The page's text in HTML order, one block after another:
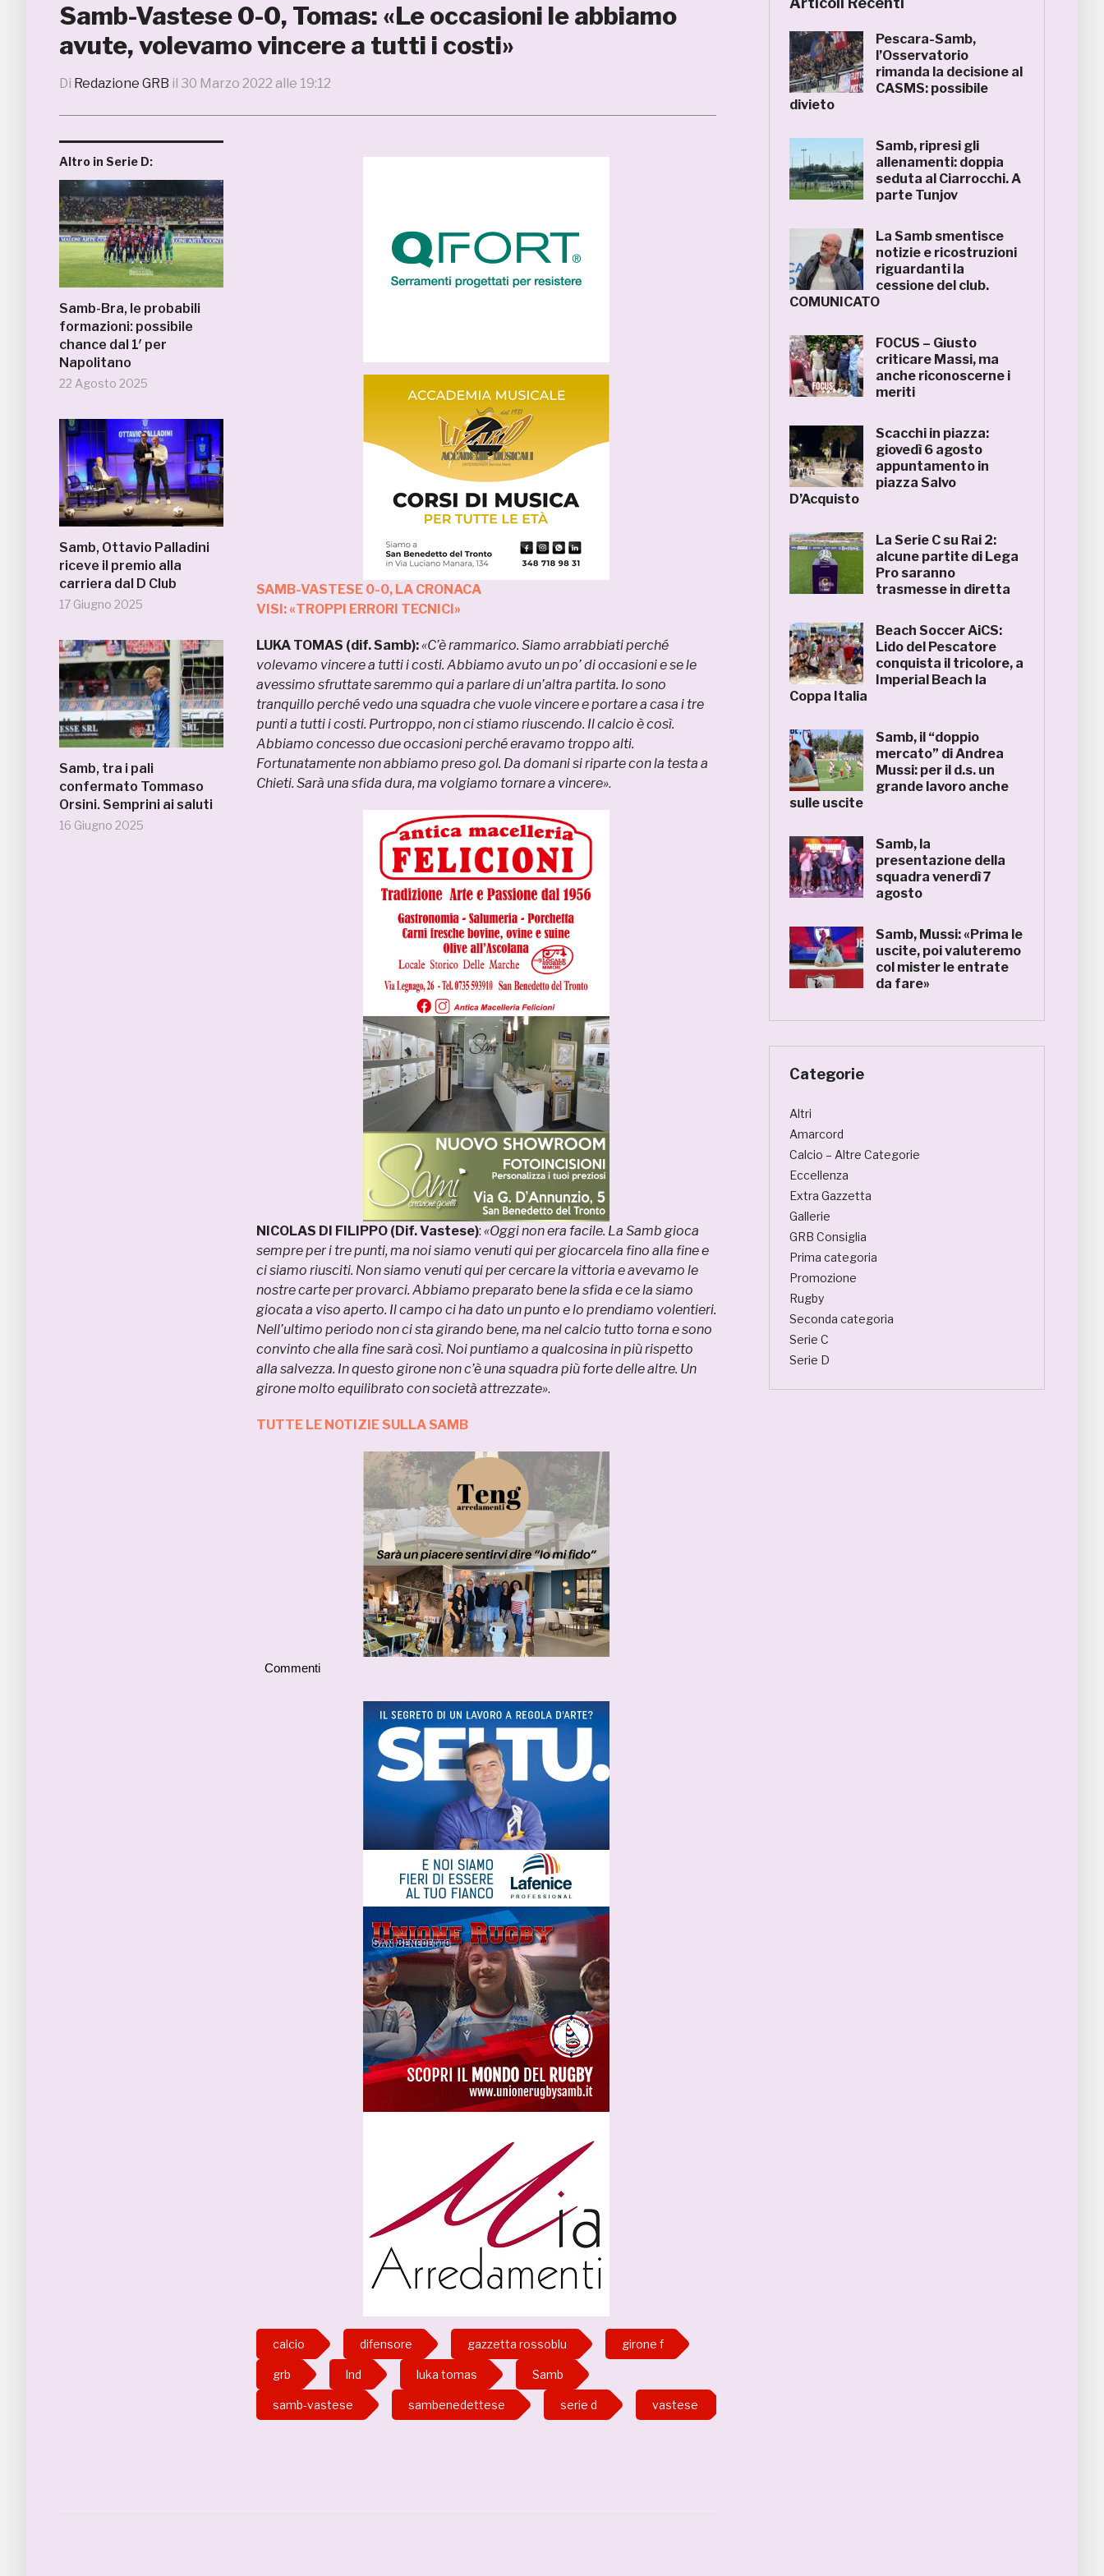
Samb-Vastese 0-0, Tomas: «Le occasioni le abbiamo
avute, volevamo vincere a tutti i costi»
Di Redazione GRB il 30 Marzo 2022 alle 19:12
Altro in Serie D:
Samb-Bra, le probabili
formazioni: possibile
chance dal 1′ per
Napolitano
22 Agosto 2025
Samb, Ottavio Palladini
riceve il premio alla
carriera dal D Club
17 Giugno 2025
Samb, tra i pali
confermato Tommaso
Orsini. Semprini ai saluti
16 Giugno 2025
SAMB-VASTESE 0-0, LA CRONACA
VISI: «TROPPI ERRORI TECNICI»
LUKA TOMAS (dif. Samb):«C’è rammarico. Siamo arrabbiati perché
volevamo vincere a tutti i costi. Abbiamo avuto un po’ di occasioni e se le
avessimo sfruttate saremmo qui a parlare di un’altra partita. Io sono
tranquillo perché vedo una squadra che vuole vincere e portare a casa i tre
punti a tutti i costi. Purtroppo, non ci stiamo riuscendo. Il calcio è così.
Abbiamo concesso due occasioni perché eravamo troppo alti.
Fortunatamente non abbiamo preso gol. Da domani si riparte con la testa a
Chieti. Sarà una sfida dura, ma volgiamo tornare a vincere».
NICOLAS DI FILIPPO (Dif. Vastese): «Oggi non era facile. La Samb gioca
sempre per i tre punti, ma noi siamo venuti qui per giocarcela fino alla fine e
ci siamo riusciti. Non siamo venuti qui per cercare la vittoria e avevamo le
nostre carte per provarci. Abbiamo preparato bene la sfida e ce la siamo
giocata a viso aperto. Il campo ci ha dato un punto e lo prendiamo volentieri.
Nell’ultimo periodo non ci sta girando bene, ma nel calcio tutto torna e sono
convinto che alla fine sarà così. Noi puntiamo a qualcosina in più rispetto
alla salvezza. In questo girone non c’è una squadra più forte delle altre. Un
girone molto equilibrato con società attrezzate».
TUTTE LE NOTIZIE SULLA SAMB
Commenti
calcio difensore gazzetta rossoblu girone f
grb lnd luka tomas Samb
samb-vastese sambenedettese serie d vastese
Pescara-Samb,
l’Osservatorio
rimanda la decisione al
CASMS: possibile
divieto
Samb, ripresi gli
allenamenti: doppia
seduta al Ciarrocchi. A
parte Tunjov
La Samb smentisce
notizie e ricostruzioni
riguardanti la
cessione del club.
COMUNICATO
FOCUS – Giusto
criticare Massi, ma
anche riconoscerne i
meriti
Scacchi in piazza:
giovedì 6 agosto
appuntamento in
piazza Salvo
D’Acquisto
La Serie C su Rai 2:
alcune partite di Lega
Pro saranno
trasmesse in diretta
Beach Soccer AiCS:
Lido del Pescatore
conquista il tricolore, a
Imperial Beach la
Coppa Italia
Samb, il “doppio
mercato” di Andrea
Mussi: per il d.s. un
grande lavoro anche
sulle uscite
Samb, la
presentazione della
squadra venerdì 7
agosto
Samb, Mussi: «Prima le
uscite, poi valuteremo
col mister le entrate
da fare»
Categorie
Altri
Amarcord
Calcio – Altre Categorie
Eccellenza
Extra Gazzetta
Gallerie
GRB Consiglia
Prima categoria
Promozione
Rugby
Seconda categoria
Serie C
Serie D